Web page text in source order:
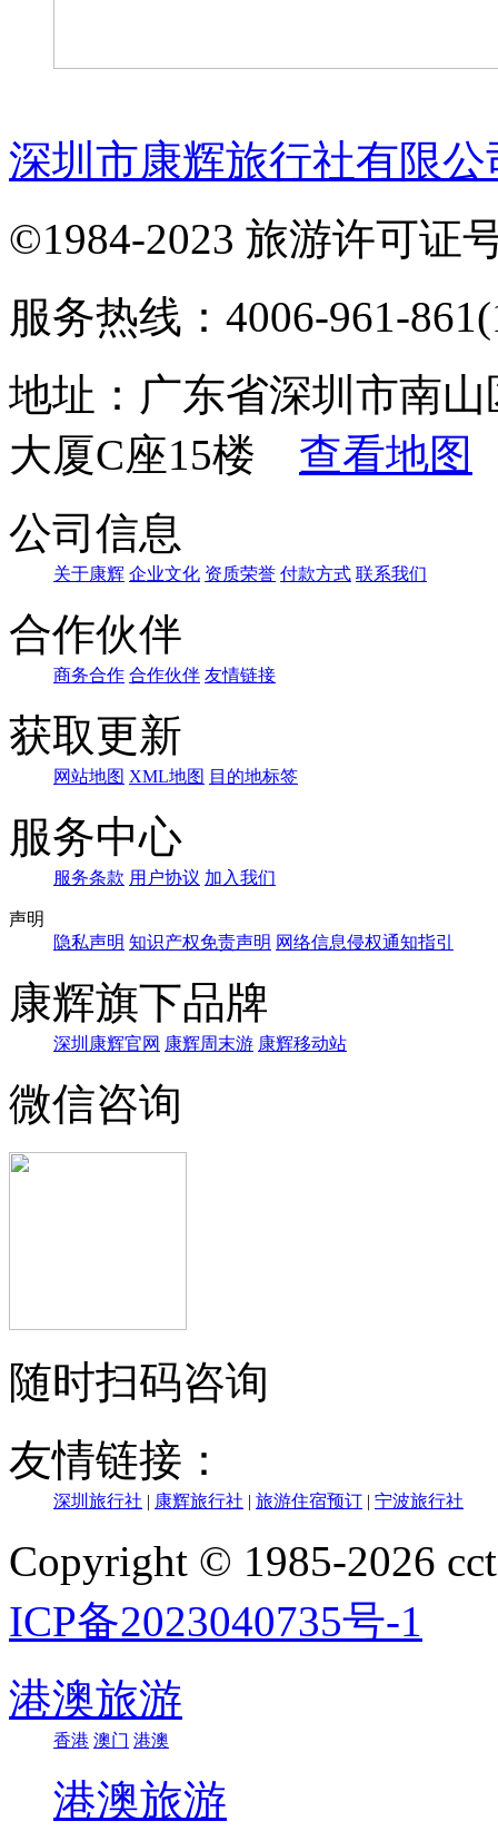
深圳市康辉旅行社有限
©1984-2023 旅游许可证
服务热线：4006-961-
地址：广东省深圳市南
大厦C座15楼 查看地图
公司信息
关于康辉 企业文化 资质荣誉 付款方式 联系我们
合作伙伴
商务合作 合作伙伴 友情链接
获取更新
网站地图 XML地图 目的地标签
服务中心
服务条款 用户协议 加入我们
声明
隐私声明 知识产权免责声明 网络信息侵权通知指引
康辉旗下品牌
深圳康辉官网 康辉周末游 康辉移动站
微信咨询
随时扫码咨询
友情链接：
深圳旅行社 | 康辉旅行社 | 旅游住宿预订 | 宁波旅行社
Copyright © 1985-2026
ICP备2023040735号-1
港澳旅游
香港 澳门 港澳
港澳旅游